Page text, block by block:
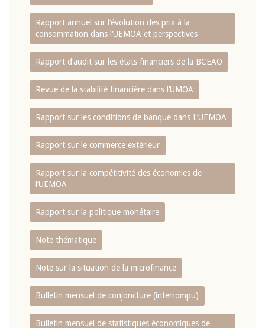
Rapport annuel sur l‘évolution des prix à la
consommation dans l‘UEMOA et perspectives
Rapport d‘audit sur les états financiers de la BCEAO
Revue de la stabilité financière dans l‘UMOA
Rapport sur les conditions de banque dans L‘UEMOA
Rapport sur le commerce extérieur
Rapport sur la compétitivité des économies de
l‘UEMOA
Rapport sur la politique monétaire
Note thématique
Note sur la situation de la microfinance
Bulletin mensuel de conjoncture (interrompu)
Bulletin mensuel de statistiques économiques de